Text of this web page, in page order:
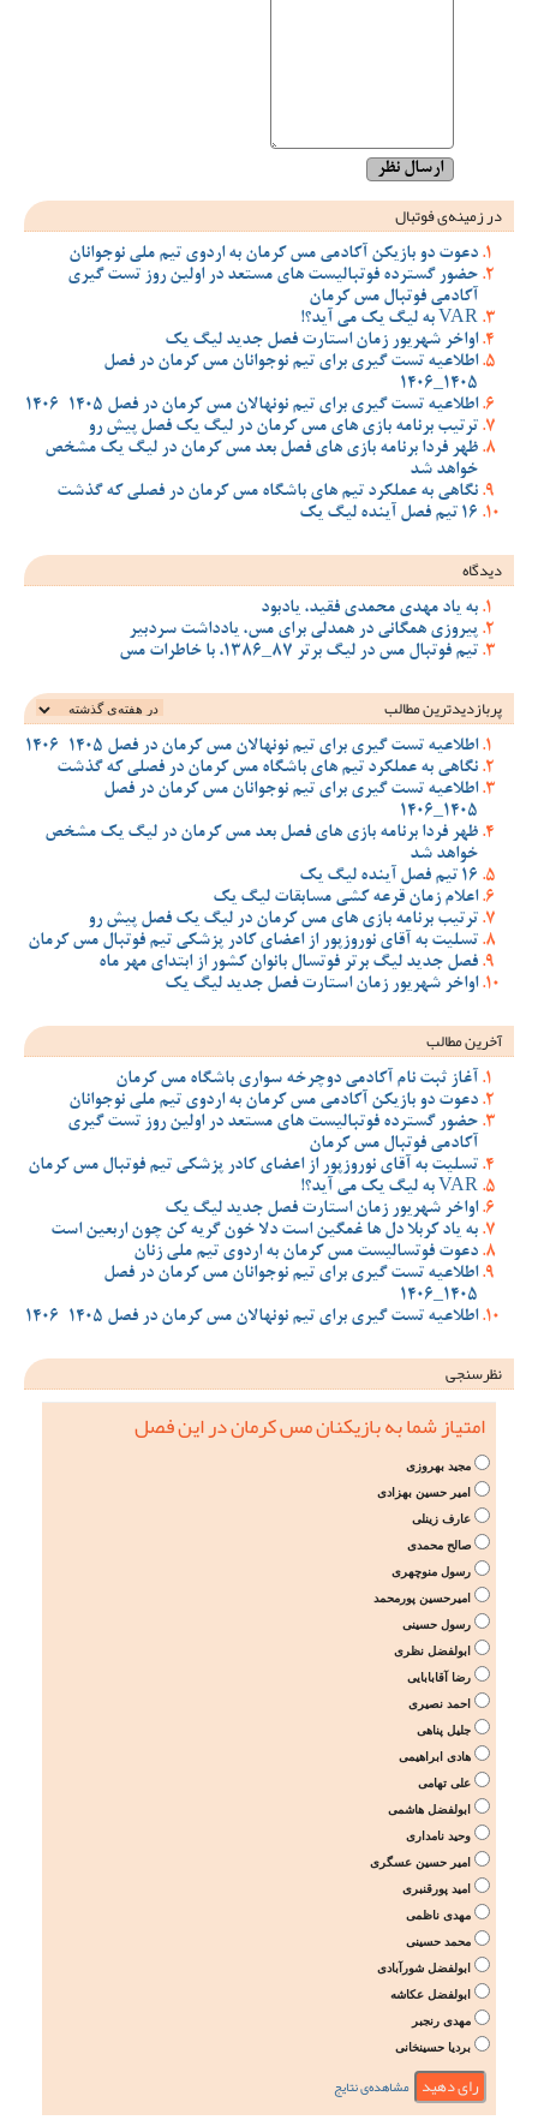
در زمینه‌ی فوتبال
دعوت دو بازیکن آکادمی مس کرمان به اردوی تیم ملی نوجوانان
حضور گسترده فوتبالیست های مستعد در اولین روز تست گیری
آکادمی فوتبال مس کرمان
VAR به لیگ یک می آید؟!
اواخر شهریور زمان استارت فصل جدید لیگ یک
اطلاعیه تست گیری برای تیم نوجوانان مس کرمان در فصل
1405_1406
اطلاعیه تست گیری برای تیم نونهالان مس کرمان در فصل 1405-1406
ترتیب برنامه بازی های مس کرمان در لیگ یک فصل پیش رو
ظهر فردا برنامه بازی های فصل بعد مس کرمان در لیگ یک مشخص
خواهد شد
نگاهی به عملکرد تیم های باشگاه مس کرمان در فصلی که گذشت
16 تیم فصل آینده لیگ یک
دیدگاه
به یاد مهدی محمدی فقید، یادبود
پیروزی همگانی در همدلی برای مس، یادداشت سردبیر
تیم فوتبال مس در لیگ برتر 87_1386، با خاطرات مس
پربازدیدترین‌ مطالب
اطلاعیه تست گیری برای تیم نونهالان مس کرمان در فصل 1405-1406
نگاهی به عملکرد تیم های باشگاه مس کرمان در فصلی که گذشت
اطلاعیه تست گیری برای تیم نوجوانان مس کرمان در فصل
1405_1406
ظهر فردا برنامه بازی های فصل بعد مس کرمان در لیگ یک مشخص
خواهد شد
16 تیم فصل آینده لیگ یک
اعلام زمان قرعه کشی مسابقات لیگ یک
ترتیب برنامه بازی های مس کرمان در لیگ یک فصل پیش رو
تسلیت به آقای نوروزپور از اعضای کادر پزشکی تیم فوتبال مس کرمان
فصل جدید لیگ برتر فوتسال بانوان کشور از ابتدای مهر ماه
اواخر شهریور زمان استارت فصل جدید لیگ یک
آخرین مطالب
آغاز ثبت نام آکادمی دوچرخه سواری باشگاه مس کرمان
دعوت دو بازیکن آکادمی مس کرمان به اردوی تیم ملی نوجوانان
حضور گسترده فوتبالیست های مستعد در اولین روز تست گیری
آکادمی فوتبال مس کرمان
تسلیت به آقای نوروزپور از اعضای کادر پزشکی تیم فوتبال مس کرمان
VAR به لیگ یک می آید؟!
اواخر شهریور زمان استارت فصل جدید لیگ یک
به یاد کربلا دل ها غمگین است دلا خون گریه کن چون اربعین است
دعوت فوتسالیست مس کرمان به اردوی تیم ملی زنان
اطلاعیه تست گیری برای تیم نوجوانان مس کرمان در فصل
1405_1406
اطلاعیه تست گیری برای تیم نونهالان مس کرمان در فصل 1405-1406
نظرسنجی
امتیاز شما به بازیکنان مس کرمان در این فصل
مجید بهروزی
امیر حسین بهزادی
عارف زینلی
صالح محمدی
رسول منوچهری
امیرحسین پورمحمد
رسول حسینی
ابولفضل نظری
رضا آقابابایی
احمد نصیری
جلیل پناهی
هادی ابراهیمی
علی تهامی
ابولفضل هاشمی
وحید نامداری
امیر حسین عسگری
امید پورقنبری
مهدی ناظمی
محمد حسینی
ابولفضل شورآبادی
ابولفضل عکاشه
مهدی رنجبر
بردیا حسینخانی
مشاهده‌ی نتایج